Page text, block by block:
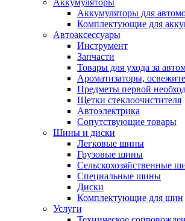
Аккумуляторы
Аккумуляторы для
Комплектующие для
Автоаксессуары
Инструмент
Запчасти
Товары для ухода за
Ароматизаторы,
Предметы первой
Щетки стеклоочистителя
Автоэлектрика
Сопутствующие товары
Шины и диски
Легковые шины
Грузовые шины
Сельскохозяйственные
Специальные шины
Диски
Комплектующие для шин
Услуги